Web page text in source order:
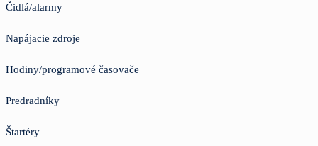
Čidlá/alarmy
Napájacie zdroje
Hodiny/programové časovače
Predradníky
Štartéry